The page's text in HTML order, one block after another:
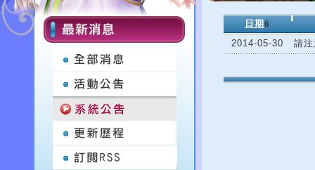
日期 6
2014-05-30
請